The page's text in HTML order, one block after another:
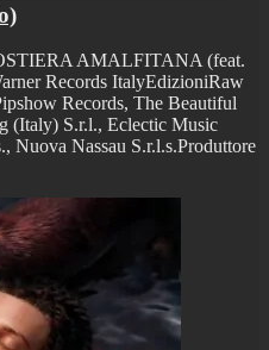
AMALFITANA (feat.
Records ItalyEdizioniRaw
Records, The Beautiful
(Italy) S.r.l., Eclectic Music
Nuova Nassau S.r.l.s.Produttore